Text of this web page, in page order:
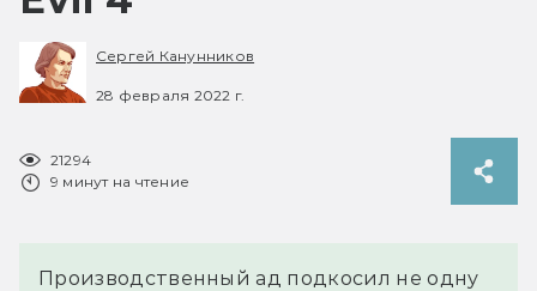
Сергей Канунников
28 февраля 2022 г.
21294
9 минут на чтение
Производственный ад подкосил не одну